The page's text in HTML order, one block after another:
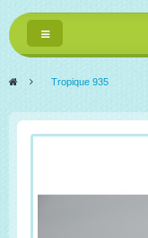
Toggle
navigation
> Tropique 935